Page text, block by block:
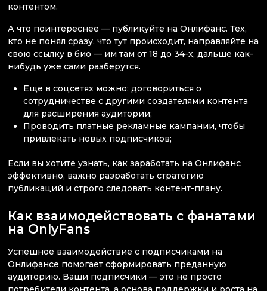
контентом.
А что поинтереснее — публикуйте на Онлифанс. Тех,
кто не понял сразу, что тут происходит, направляйте на
свою ссылку в био — им там от 18 до 34-х, дальше как-
нибудь уже сами разберутся.
Еще в соцсетях можно: договориться о
сотрудничестве с другими создателями контента
для расширения аудитории;
Проводить платные рекламные кампании, чтобы
привлекать новых подписчиков;
Если вы хотите узнать, как заработать на Онлифанс
эффективно, важно разработать стратегию
публикаций и строго следовать контент-плану.
Как взаимодействовать с фанатами
на OnlyFans
Успешное взаимодействие с подписчиками на
Онлифансе помогает сформировать преданную
аудиторию. Ваши подписчики — это не просто